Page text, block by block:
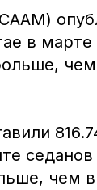
в марте
седанов
чем